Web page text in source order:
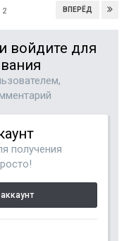
ВПЕРЁД
2
войдите для
получения